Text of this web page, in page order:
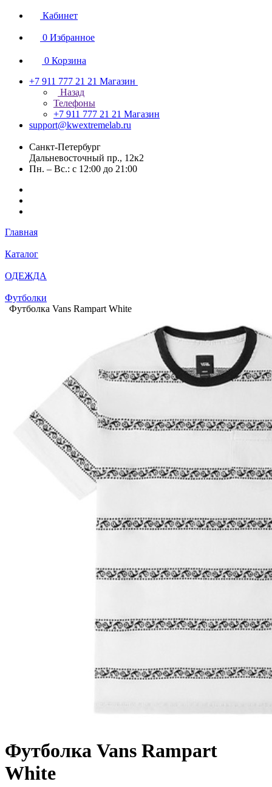
Кабинет
0 Избранное
0 Корзина
+7 911 777 21 21 Магазин
Назад
Телефоны
+7 911 777 21 21 Магазин
support@kwextremelab.ru
Санкт-Петербург
Дальневосточный пр., 12к2
Пн. – Вс.: с 12:00 до 21:00
Главная
Каталог
ОДЕЖДА
Футболки
Футболка Vans Rampart White
Футболка Vans Rampart
White